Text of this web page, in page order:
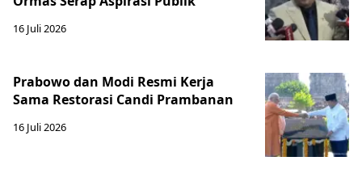
16 Juli 2026
Prabowo dan Modi Resmi Kerja
Sama Restorasi Candi Prambanan
16 Juli 2026